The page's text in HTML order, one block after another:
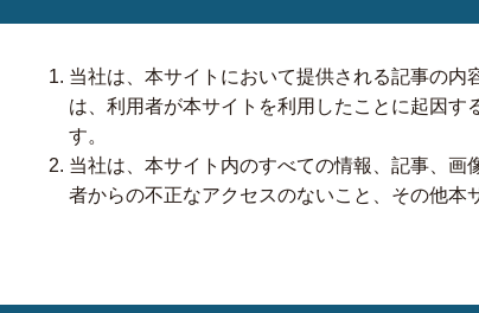
当社は、本サイトにおいて提供される記事の
は、利用者が本サイトを利用したことに起因す
す。
当社は、本サイト内のすべての情報、記事、
者からの不正なアクセスのないこと、その他本